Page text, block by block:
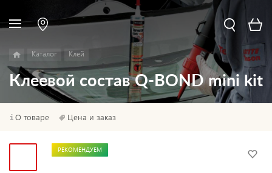
Каталог Клей
Клеевой состав Q-BOND mini kit
О товаре Цена и заказ
РЕКОМЕНДУЕМ